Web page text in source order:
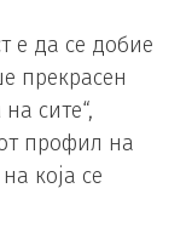
е да се добие
прекрасен
сите“,
профил на
која се